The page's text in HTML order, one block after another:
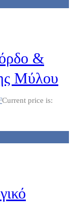
&
Μύλου
Current price is: